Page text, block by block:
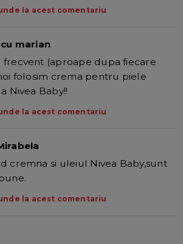
la acest comentariu
marian
frecvent (aproape dupa fiecare
folosim crema pentru piele
Nivea Baby!!
la acest comentariu
cremna si uleiul Nivea Baby,sunt
la acest comentariu